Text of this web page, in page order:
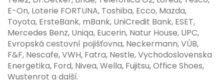
E-On, Loterie FORTUNA, Toshiba, Ecco, Mazda,
Toyota, ErsteBank, mBank, UniCredit Bank, ESET,
Mercedes Benz, Uniqa, Eucerin, Natur House, UPC,
Evropská cestovní pojišťovna, Neckermann, VÚB,
F&F, Nescafe, VWH, Fatra, Nestle, Vychodoslovenska
Energetika, Ford, Nivea, Wella, Fujitsu, Office Shoes,
Wustenrot a další.